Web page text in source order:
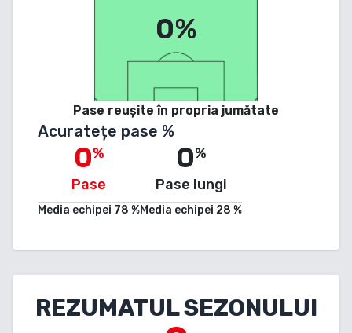
0%
Pase reușite în propria jumătate
Acuratețe pase %
0%
Pase
Media echipei 78 %
0%
Pase lungi
Media echipei 28 %
REZUMATUL SEZONULUI